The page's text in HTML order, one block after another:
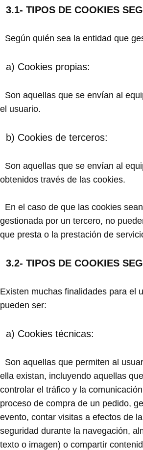
3.1- TIPOS DE COOKIES
Según quién sea la entidad que
a) Cookies propias:
Son aquellas que se envían al
el usuario.
b) Cookies de terceros:
Son aquellas que se envían al
obtenidos través de las cookies.
En el caso de que las cookies
gestionada por un tercero, no
que presta o la prestación de
3.2- TIPOS DE COOKIES
Existen muchas finalidades para el
pueden ser:
a) Cookies técnicas:
Son aquellas que permiten al
ella existan, incluyendo aquellas
controlar el tráfico y la
proceso de compra de un pedido,
evento, contar visitas a efectos de
seguridad durante la navegación,
texto o imagen) o compartir